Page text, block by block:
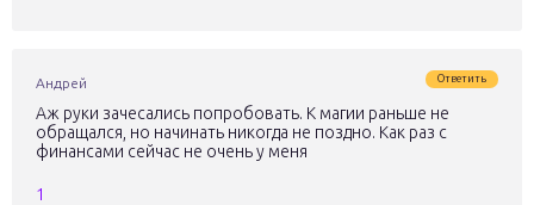
Андрей Ответить
Аж руки зачесались попробовать. К магии раньше не
обращался, но начинать никогда не поздно. Как раз с
финансами сейчас не очень у меня
1